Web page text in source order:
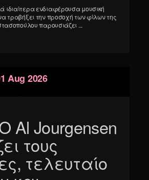
ενδιαφέρουσα μουσική
τραβήξει την προσοχή των φίλων της
παρουσιάζει ...
Aug 2026
Al Jourgensen
τους
τελευταίο